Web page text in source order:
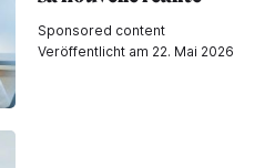
Sponsored content
Veröffentlicht am 22. Mai 2026